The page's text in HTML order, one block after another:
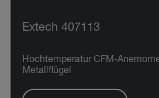
Extech 407113
Hochtemperatur CFM-
Metallflügel